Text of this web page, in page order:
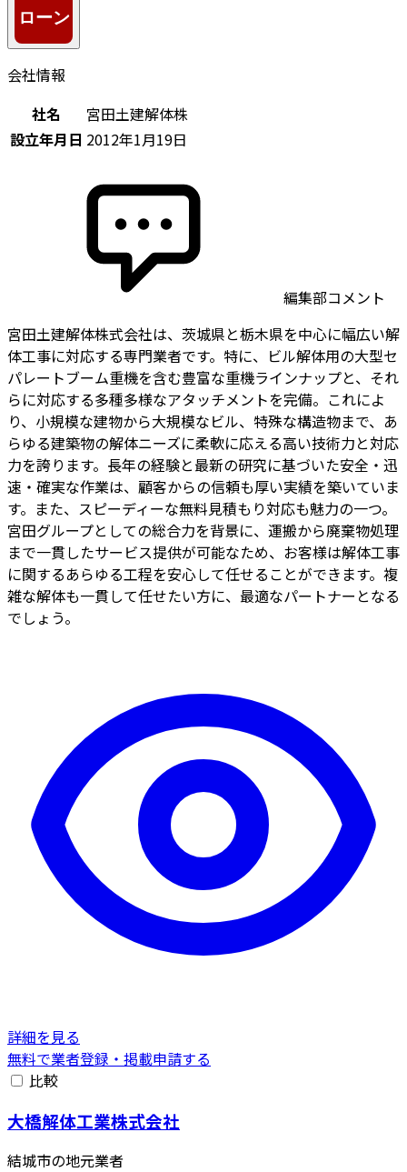
会社情報
社名
宮田土建解体株
設立年月日 2012年1月19日
編集部コメント
宮田土建解体株式会社は、茨城県と栃木県を中心に幅広い解
体工事に対応する専門業者です。特に、ビル解体用の大型セ
パレートブーム重機を含む豊富な重機ラインナップと、それ
らに対応する多種多様なアタッチメントを完備。これによ
り、小規模な建物から大規模なビル、特殊な構造物まで、あ
らゆる建築物の解体ニーズに柔軟に応える高い技術力と対応
力を誇ります。長年の経験と最新の研究に基づいた安全・迅
速・確実な作業は、顧客からの信頼も厚い実績を築いていま
す。また、スピーディーな無料見積もり対応も魅力の一つ。
宮田グループとしての総合力を背景に、運搬から廃棄物処理
まで一貫したサービス提供が可能なため、お客様は解体工事
に関するあらゆる工程を安心して任せることができます。複
雑な解体も一貫して任せたい方に、最適なパートナーとなる
でしょう。
詳細を見る
無料で業者登録・掲載申請する
比較
大橋解体工業株式会社
結城市の地元業者